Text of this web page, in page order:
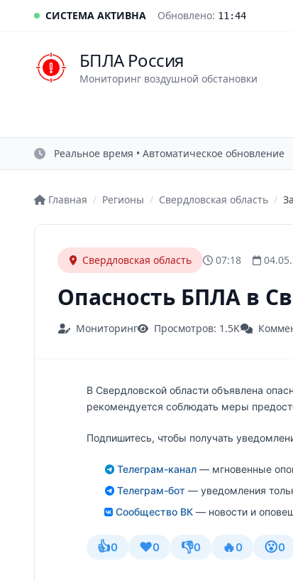
СИСТЕМА АКТИВНА Обновлено: 11:44
БПЛА Россия
Мониторинг воздушной обстановки
Реальное время • Автоматическое обновление
Главная / Регионы / Свердловская область /
Свердловская область 07:18
Опасность БПЛА в
Мониторинг Просмотров: 1.5K
В Свердловской области объявлена
рекомендуется соблюдать меры
Подпишитесь, чтобы получать
Телеграм-канал— мгновенные
Телеграм-бот — уведомления
Сообщество ВК — новости и
👍0 ❤️0 👎0 🔥0 😮0